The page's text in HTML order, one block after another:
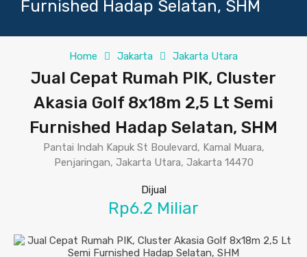
Furnished Hadap Selatan, SHM
Home Jakarta Jakarta Utara
Jual Cepat Rumah PIK, Cluster
Akasia Golf 8x18m 2,5 Lt Semi
Furnished Hadap Selatan, SHM
Pantai Indah Kapuk St Boulevard, Kamal Muara,
Penjaringan, Jakarta Utara, Jakarta 14470
Dijual
Rp6.2 Miliar